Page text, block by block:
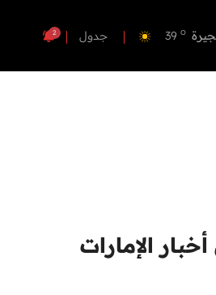
39 o جدول 2
الإمارات